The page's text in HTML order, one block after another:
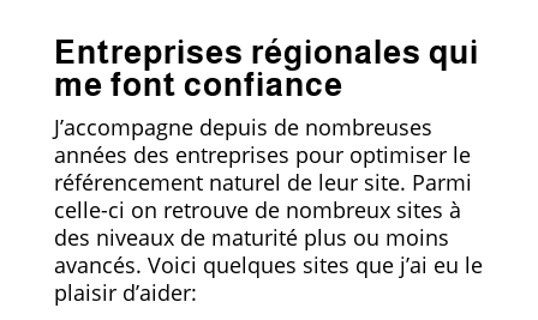
Entreprises régionales qui
me font confiance
J’accompagne depuis de nombreuses
années des entreprises pour optimiser le
référencement naturel de leur site. Parmi
celle-ci on retrouve de nombreux sites à
des niveaux de maturité plus ou moins
avancés. Voici quelques sites que j’ai eu le
plaisir d’aider: